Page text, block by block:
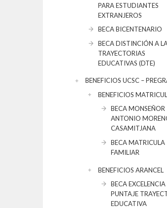
PARA ESTUDIANTES
EXTRANJEROS
BECA BICENTENARIO
BECA DISTINCIÓN A
TRAYECTORIAS
EDUCATIVAS (DTE)
BENEFICIOS UCSC –
BENEFICIOS
BECA MONSEÑOR
ANTONIO
CASAMITJANA
BECA MATRICULA
FAMILIAR
BENEFICIOS ARANCEL
BECA EXCELENCIA
PUNTAJE
EDUCATIVA